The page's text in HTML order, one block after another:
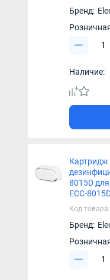
Бренд:
Наличие:
Картридж
8015D
ECC-
Код товара:
Бренд: